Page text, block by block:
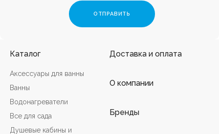
Каталог
Аксессуары для ванны
Ванны
Водонагреватели
Все для сада
Душевые кабины и
Доставка и оплата
О компании
Бренды